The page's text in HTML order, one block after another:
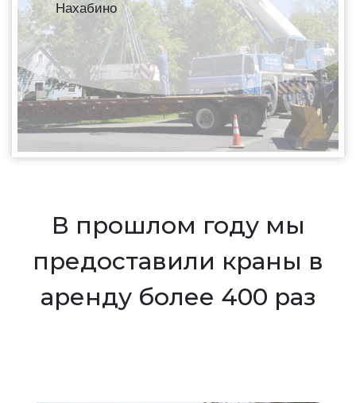
Нахабино
В прошлом году мы
предоставили краны в
аренду более 400 раз